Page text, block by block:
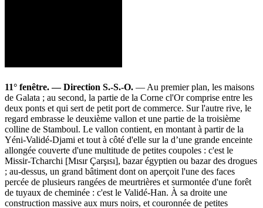
11° fenêtre. — Direction S.-S.-O. — Au premier plan, les maisons
de Galata ; au second, la partie de la Corne cl'Or comprise entre les
deux ponts et qui sert de petit port de commerce. Sur l'autre rive, le
regard embrasse le deuxième vallon et une partie de la troisième
colline de Stamboul. Le vallon contient, en montant à partir de la
Yéni-Validé-Djami et tout à côté d'elle sur la d’une grande enceinte
allongée couverte d'une multitude de petites coupoles : c'est le
Missir-Tcharchi [Mısır Çarşısı], bazar égyptien ou bazar des drogues
; au-dessus, un grand bâtiment dont on aperçoit l'une des faces
percée de plusieurs rangées de meurtrières et surmontée d'une forêt
de tuyaux de cheminée : c'est le Validé-Han. À sa droite une
construction massive aux murs noirs, et couronnée de petites